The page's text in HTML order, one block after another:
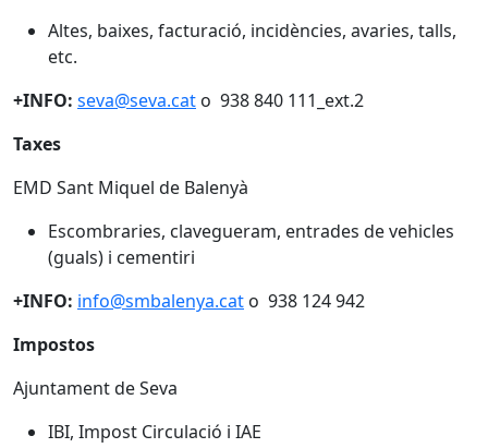
Altes, baixes, facturació, incidències, avaries, talls,
etc.
+INFO: seva@seva.cat o 938 840 111_ext.2
Taxes
EMD Sant Miquel de Balenyà
Escombraries, clavegueram, entrades de vehicles
(guals) i cementiri
+INFO: info@smbalenya.cat o 938 124 942
Impostos
Ajuntament de Seva
IBI, Impost Circulació i IAE